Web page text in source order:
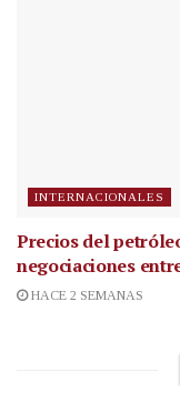
INTERNACIONALES
Precios del
negociaciones
HACE 2 SEMANAS